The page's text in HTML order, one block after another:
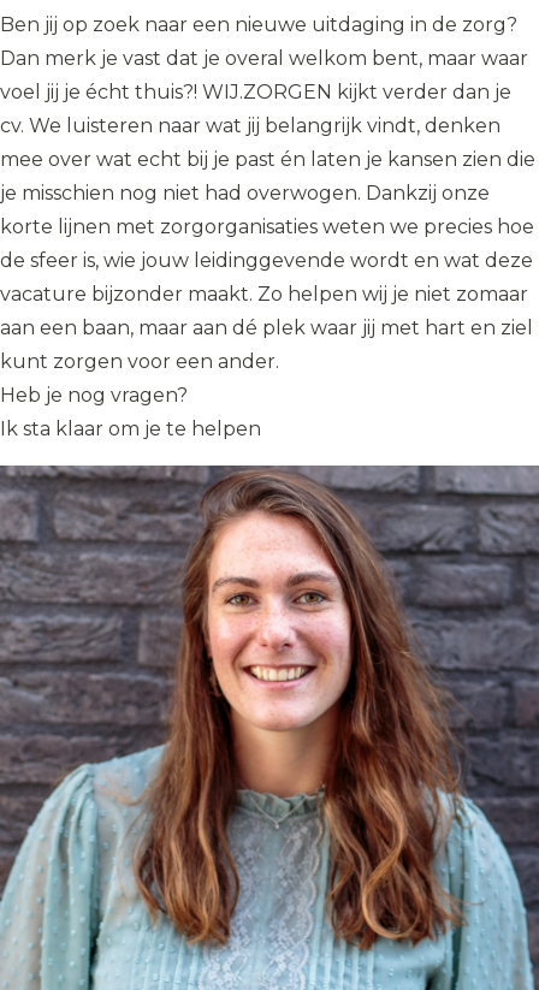
Ben jij op zoek naar een nieuwe uitdaging in de zorg?
Dan merk je vast dat je overal welkom bent, maar waar
voel jij je écht thuis?! WIJ.ZORGEN kijkt verder dan je
cv. We luisteren naar wat jij belangrijk vindt, denken
mee over wat echt bij je past én laten je kansen zien die
je misschien nog niet had overwogen. Dankzij onze
korte lijnen met zorgorganisaties weten we precies hoe
de sfeer is, wie jouw leidinggevende wordt en wat deze
vacature bijzonder maakt. Zo helpen wij je niet zomaar
aan een baan, maar aan dé plek waar jij met hart en ziel
kunt zorgen voor een ander.
Heb je nog vragen?
Ik sta klaar om je te helpen